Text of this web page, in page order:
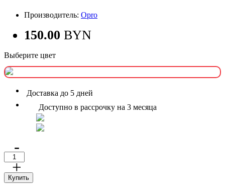
Производитель: Opro
150.00 BYN
Выберите цвет
Доставка до 5 дней
Доступно в рассрочку на 3 месяца
-
+
Купить